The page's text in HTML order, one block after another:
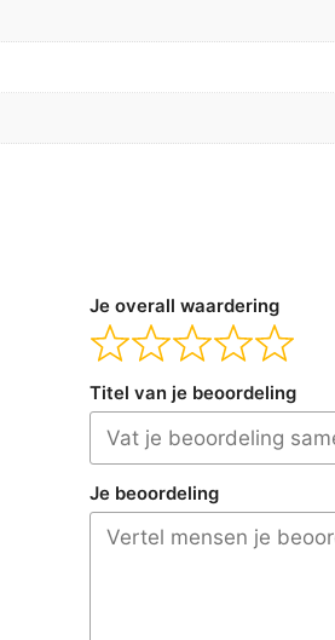
Je overall waardering
Titel van je beoordeling
Je beoordeling